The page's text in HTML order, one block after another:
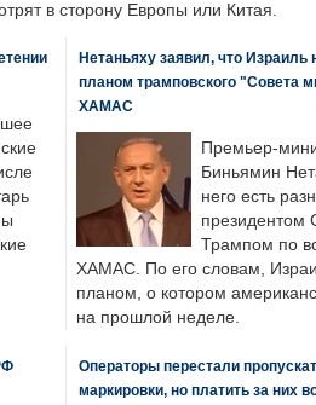
в сторону Европы или Китая.
Нетаньяху заявил, что Израиль
планом трамповского "Совета
ХАМАС
Премьер-
Биньямин
него есть
Трампом по
ХАМАС. По его словам,
планом, о котором
на прошлой неделе.
Операторы перестали
маркировки, но платить за них